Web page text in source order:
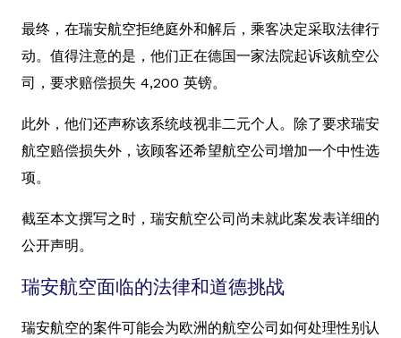
最终，在瑞安航空拒绝庭外和解后，乘客决定采取法律行
动。值得注意的是，他们正在德国一家法院起诉该航空公
司，要求赔偿损失 4,200 英镑。
此外，他们还声称该系统歧视非二元个人。除了要求瑞安
航空赔偿损失外，该顾客还希望航空公司增加一个中性选
项。
截至本文撰写之时，瑞安航空公司尚未就此案发表详细的
公开声明。
瑞安航空面临的法律和道德挑战
瑞安航空的案件可能会为欧洲的航空公司如何处理性别认